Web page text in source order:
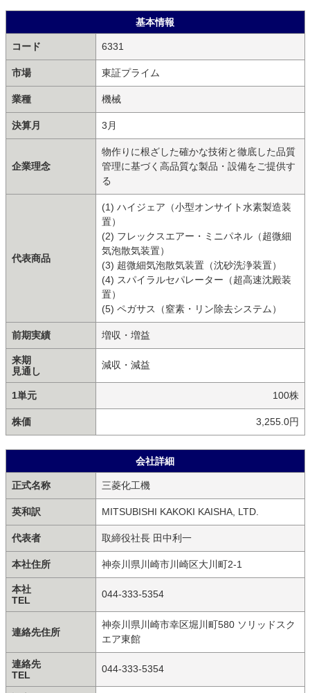
基本情報
コード 6331
市場 東証プライム
業種 機械
決算月 3月
企業理念
物作りに根ざした確かな技術と徹底した品質
管理に基づく高品質な製品・設備をご提供す
る
代表商品
(1) ハイジェア（小型オンサイト水素製造装
置）
(2) フレックスエアー・ミニパネル（超微細
気泡散気装置）
(3) 超微細気泡散気装置（沈砂洗浄装置）
(4) スパイラルセパレーター（超高速沈殿装
置）
(5) ペガサス（窒素・リン除去システム）
前期実績 増収・増益
来期
見通し
減収・減益
1単元 100株
株価 3,255.0円
会社詳細
正式名称 三菱化工機
英和訳 MITSUBISHI KAKOKI KAISHA, LTD.
代表者 取締役社長 田中利一
本社住所 神奈川県川崎市川崎区大川町2-1
本社
TEL
044-333-5354
連絡先住所
神奈川県川崎市幸区堀川町580 ソリッドスク
エア東館
連絡先
TEL
044-333-5354